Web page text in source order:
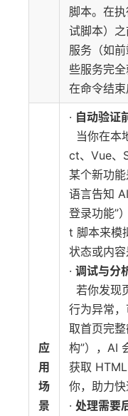
脚本。在
试脚本）
服务（如
些服务完
在命令结束
应
用
场
景
· 自动验证
当你在本
ct、Vue、
某个新功
语言告知
登录功能”
t 脚本来模
状态或内容
· 调试与分
若你发现
行为异常
取首页完
构”），AI
获取
你，助力快
· 处理需要